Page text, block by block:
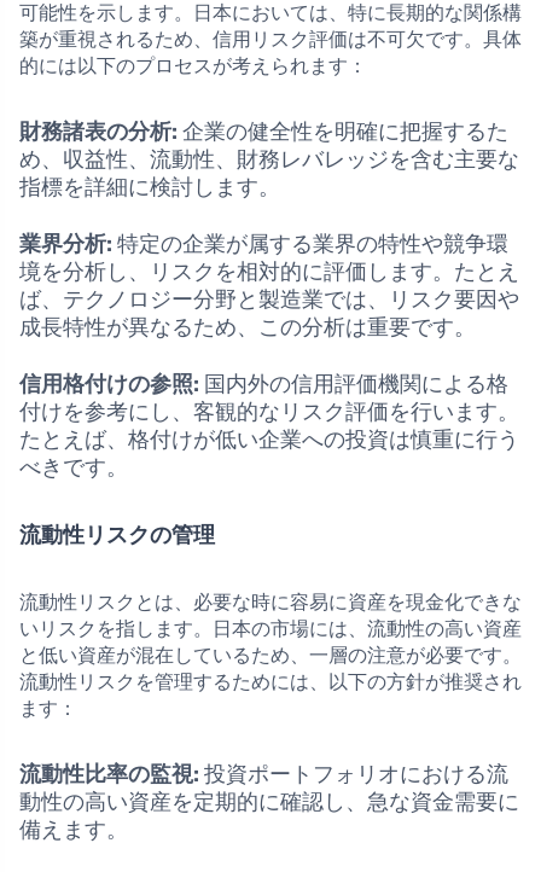
可能性を示します。日本においては、特に長期的な関係構
築が重視されるため、信用リスク評価は不可欠です。具体
的には以下のプロセスが考えられます：
財務諸表の分析: 企業の健全性を明確に把握するた
め、収益性、流動性、財務レバレッジを含む主要な
指標を詳細に検討します。
業界分析: 特定の企業が属する業界の特性や競争環
境を分析し、リスクを相対的に評価します。たとえ
ば、テクノロジー分野と製造業では、リスク要因や
成長特性が異なるため、この分析は重要です。
信用格付けの参照: 国内外の信用評価機関による格
付けを参考にし、客観的なリスク評価を行います。
たとえば、格付けが低い企業への投資は慎重に行う
べきです。
流動性リスクの管理
流動性リスクとは、必要な時に容易に資産を現金化できな
いリスクを指します。日本の市場には、流動性の高い資産
と低い資産が混在しているため、一層の注意が必要です。
流動性リスクを管理するためには、以下の方針が推奨され
ます：
流動性比率の監視: 投資ポートフォリオにおける流
動性の高い資産を定期的に確認し、急な資金需要に
備えます。